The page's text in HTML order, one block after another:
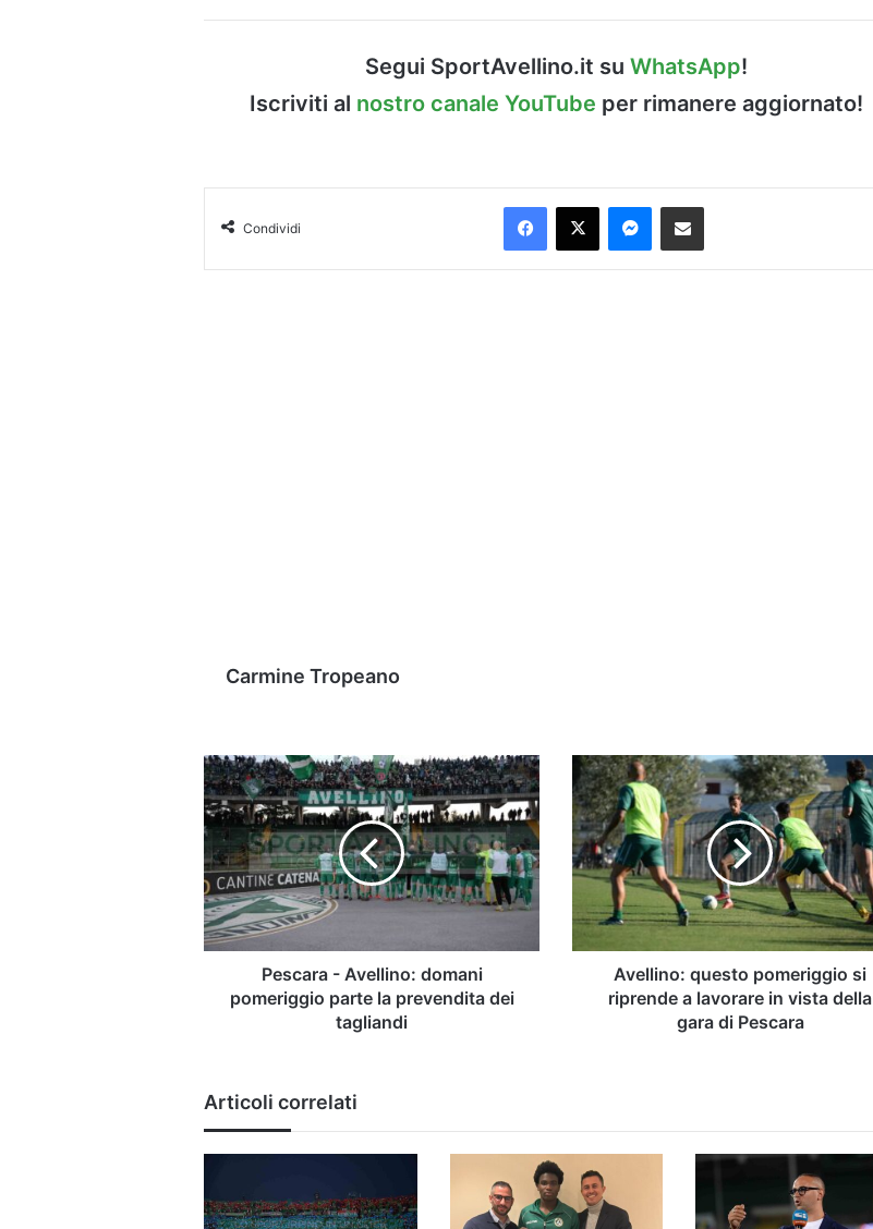
Segui SportAvellino.it su WhatsApp!
Iscriviti al nostro canale YouTube per rimanere aggiornato!
Condividi
Facebook
X Messenger
Condividi via Email
Carmine Tropeano
Pescara
-
Avellino:
domani
pomeriggio
parte
la
prevendita
dei
Pescara - Avellino: domani
pomeriggio parte la prevendita dei
tagliandi
Avellino:
questo
pomeriggio
si
riprende
a
lavorare
in
vista
Avellino: questo pomeriggio si
riprende a lavorare in vista della
gara di Pescara
Articoli correlati